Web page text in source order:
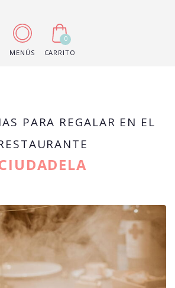
MENÚS
0
CARRITO
PARA REGALAR EN EL